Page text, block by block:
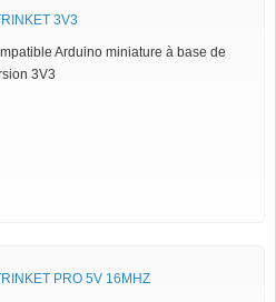
3V3
Arduino miniature à base de
3V3
PRO 5V 16MHZ